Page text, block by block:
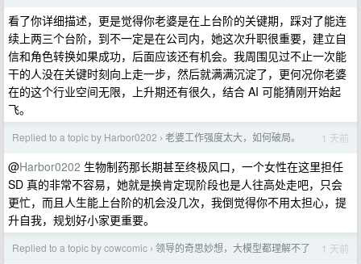
看了你详细描述，更是觉得你老婆是在上台阶的关键期，踩对了能连
续上两三个台阶，到不一定是在公司内，她这次升职很重要，建立自
信和角色转换如果成功，后面应该还有机会。我周围见过不止一次能
干的人没在关键时刻向上走一步，然后就满满沉淀了，更何况你老婆
在的这个行业空间无限，上升期还有很久，结合 AI 可能猜刚开始起
飞。
Replied to a topic by Harbor0202 › 老婆工作强度太大，如何破局。 1 天前
@Harbor0202 生物制药那长期甚至终极风口，一个女性在这里担任
SD 真的非常不容易，她就是换肯定现阶段也是人往高处走吧，只会
更忙，而且人生能上台阶的机会没几次，我倒觉得你不用太担心，提
升自我，规划好小家更重要。
Replied to a topic by cowcomic › 领导的奇思妙想，大模型都理解不了 1 天前